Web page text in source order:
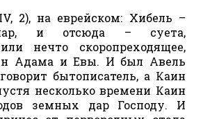
2), на еврейском: Хибель –
пар, и отсюда – суета,
нечто скоропреходящее,
Адама и Евы. И был Авель
бытописатель, а Каин
несколько времени Каин
земных дар Господу. И